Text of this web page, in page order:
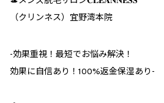
（クリンネス）宜野湾本院
︎-効果重視！最短でお悩み解決！
効果に自信あり！100%返金保湿あり-